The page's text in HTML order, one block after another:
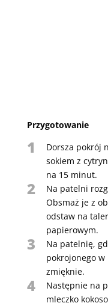
Przygotowanie
1
Dorsza pokrój
sokiem z
na 15 minut.
2
Na patelni
Obsmaż je z
odstaw na
papierowym.
3
Na patelnię,
pokrojonego w
zmięknie.
4
Następnie na
mleczko